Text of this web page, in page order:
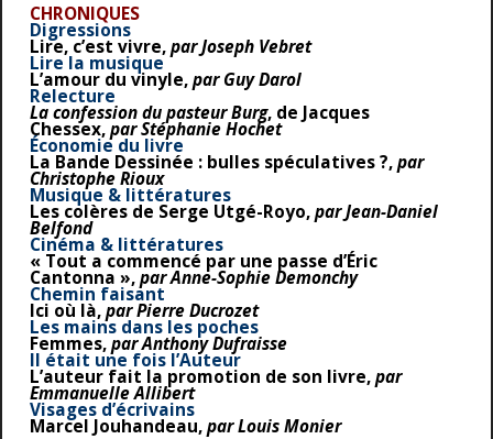
CHRONIQUES
Digressions
Lire, c’est vivre,par Joseph Vebret
Lire la musique
L’amour du vinyle,par Guy Darol
Relecture
La confession du pasteur Burg, de Jacques
Chessex,par Stéphanie Hochet
Économie du livre
La Bande Dessinée : bulles spéculatives ?,par
Christophe Rioux
Musique & littératures
Les colères de Serge Utgé-Royo,par Jean-Daniel
Belfond
Cinéma & littératures
« Tout a commencé par une passe d’Éric
Cantonna »,par Anne-Sophie Demonchy
Chemin faisant
Ici où là,par Pierre Ducrozet
Les mains dans les poches
Femmes,par Anthony Dufraisse
Il était une fois l’Auteur
L’auteur fait la promotion de son livre,par
Emmanuelle Allibert
Visages d’écrivains
Marcel Jouhandeau,par Louis Monier